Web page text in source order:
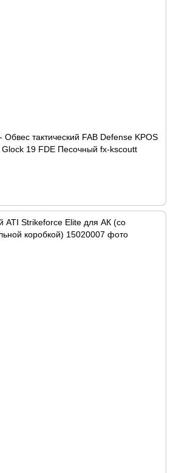
Обвес тактический FAB Defense KPOS
19 FDE Песочный fx-kscoutt